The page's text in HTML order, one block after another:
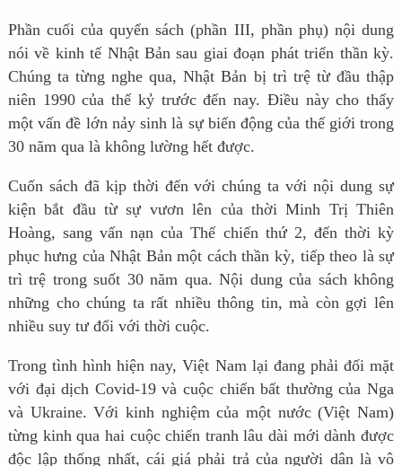
Phần cuối của quyển sách (phần III, phần phụ) nội dung
nói về kinh tế Nhật Bản sau giai đoạn phát triển thần kỳ.
Chúng ta từng nghe qua, Nhật Bản bị trì trệ từ đầu thập
niên 1990 của thế kỷ trước đến nay. Điều này cho thấy
một vấn đề lớn nảy sinh là sự biến động của thế giới trong
30 năm qua là không lường hết được.
Cuốn sách đã kịp thời đến với chúng ta với nội dung sự
kiện bắt đầu từ sự vươn lên của thời Minh Trị Thiên
Hoàng, sang vấn nạn của Thế chiến thứ 2, đến thời kỳ
phục hưng của Nhật Bản một cách thần kỳ, tiếp theo là sự
trì trệ trong suốt 30 năm qua. Nội dung của sách không
những cho chúng ta rất nhiều thông tin, mà còn gợi lên
nhiều suy tư đối với thời cuộc.
Trong tình hình hiện nay, Việt Nam lại đang phải đối mặt
với đại dịch Covid-19 và cuộc chiến bất thường của Nga
và Ukraine. Với kinh nghiệm của một nước (Việt Nam)
từng kinh qua hai cuộc chiến tranh lâu dài mới dành được
độc lập thống nhất, cái giá phải trả của người dân là vô